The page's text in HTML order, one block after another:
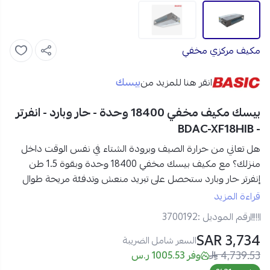
مكيف مركزي مخفي
انقر هنا للمزيد منبيسك
بيسك مكيف مخفي 18400 وحدة - حار وبارد - انفرتر
- BDAC-XF18HIB
هل تعاني من حرارة الصيف وبرودة الشتاء في نفس الوقت داخل
منزلك؟ مع
مكيف بيسك مخفي 18400 وحدة وبقوة 1.5 طن
إنفرتر حار وبارد ستحصل على تبريد منعش وتدفئة مريحة طوال
العام، مع توزيع هواء متوازن يملأ المكان براحة مثالية.
مواصفات مكيف بيسك مخفي 18400 وحدة في السعودية:
العلامة التجارية:بيسك
رقم الموديل:BDAC-XF18HIB
قراءة المزيد
رقم الموديل :3700192
3,734 SAR السعر شامل الضريبة
4,739.53 وفر 1005.53 ر.س